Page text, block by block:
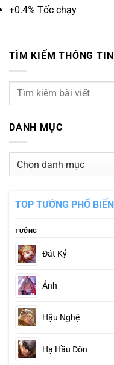
+0.4% Tốc chạy
TÌM KIẾM THÔNG TIN
DANH MỤC
Danh
TOP TƯỚNG PHỔ BIẾN
TƯỚNG
Đát Kỷ
Ảnh
Hậu Nghệ
Hạ Hầu Đôn